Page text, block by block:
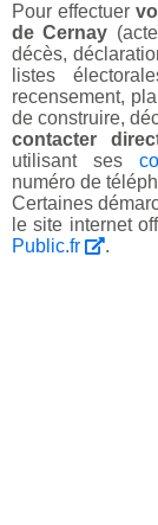
Pour effectuer
de Cernay
décès,
listes
recensement,
de construire,
contacter
utilisant ses
numéro de
Certaines
le site internet
Public.fr
.